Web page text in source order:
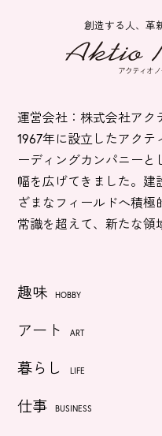
創造する人、革
運営会社：株式会社アク
1967年に設立したアクテ
ーディングカンパニー
幅を広げてきました。建
ざまなフィールドへ積極
常識を超えて、新たな領
趣味 HOBBY
アート ART
暮らし LIFE
仕事 BUSINESS